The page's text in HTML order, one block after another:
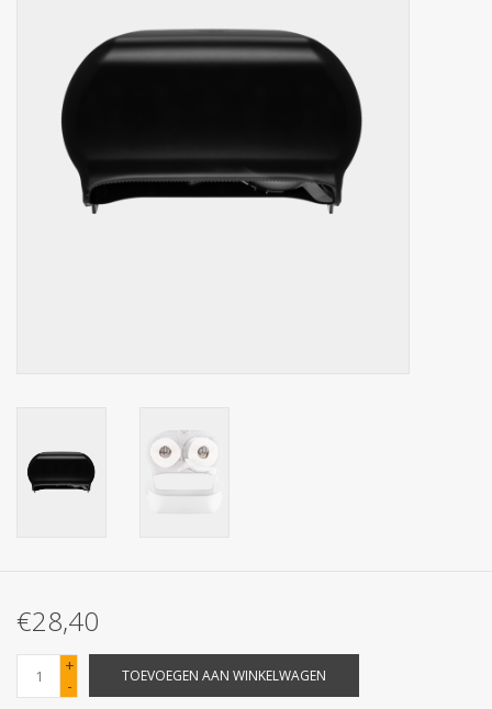
Botanicals
Snoeppot-Snoep
Kassarollen
Kantoorbenodigdheden
Sinterklaassnoep
€28,40
+
-
TOEVOEGEN AAN WINKELWAGEN